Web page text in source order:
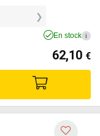
En stock i
62,10 €